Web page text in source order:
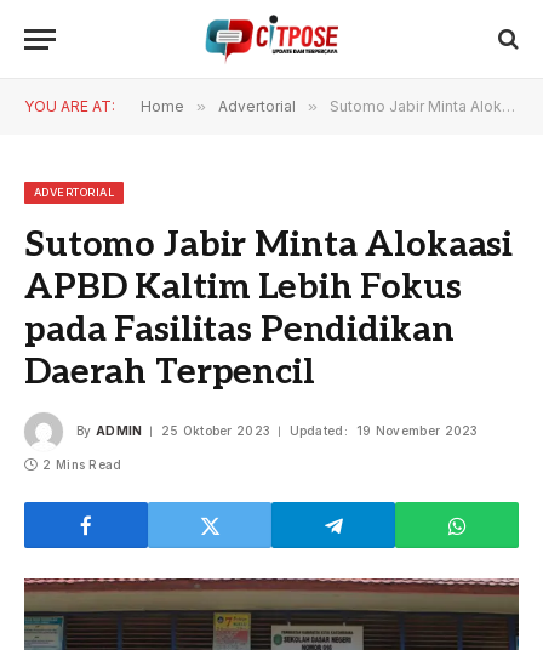
YOU ARE AT: Home » Advertorial » Sutomo Jabir Minta Alokaasi APBD Kaltim Lebih Fokus pada Fasilitas Pendidikan Daerah Terpencil
ADVERTORIAL
Sutomo Jabir Minta Alokaasi
APBD Kaltim Lebih Fokus
pada Fasilitas Pendidikan
Daerah Terpencil
By ADMIN 25 Oktober 2023 Updated: 19 November 2023
2 Mins Read